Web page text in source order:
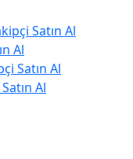
Satın Al
Al
Satın Al
Al